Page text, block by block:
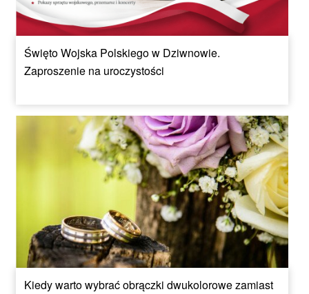
Święto Wojska Polskiego w Dziwnowie.
Zaproszenie na uroczystości
Kiedy warto wybrać obrączki dwukolorowe zamiast